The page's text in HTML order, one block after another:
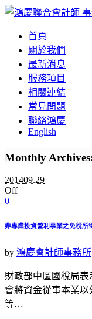
首頁
關於我們
最新消息
服務項目
相關連結
常見問題
聯絡鴻慶
English
Monthly
201409.29
Off
0
非專業投資營利事業之免稅所
by 鴻慶會計師事務所
財政部中區國稅局
會將資金從事本業
等…